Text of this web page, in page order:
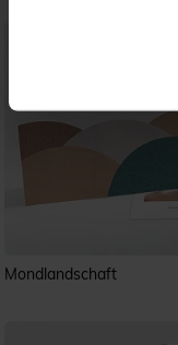
Mondlandschaft